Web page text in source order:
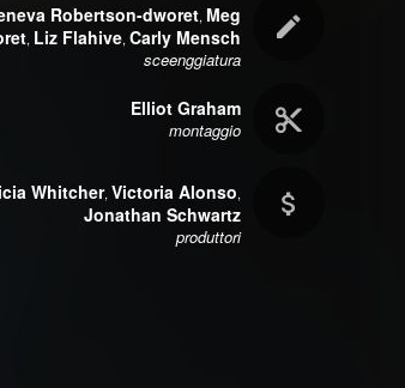
Robertson-dworet, Meg
, Liz Flahive, Carly Mensch
sceenggiatura
Elliot Graham
montaggio
Whitcher, Victoria Alonso,
Jonathan Schwartz
produttori